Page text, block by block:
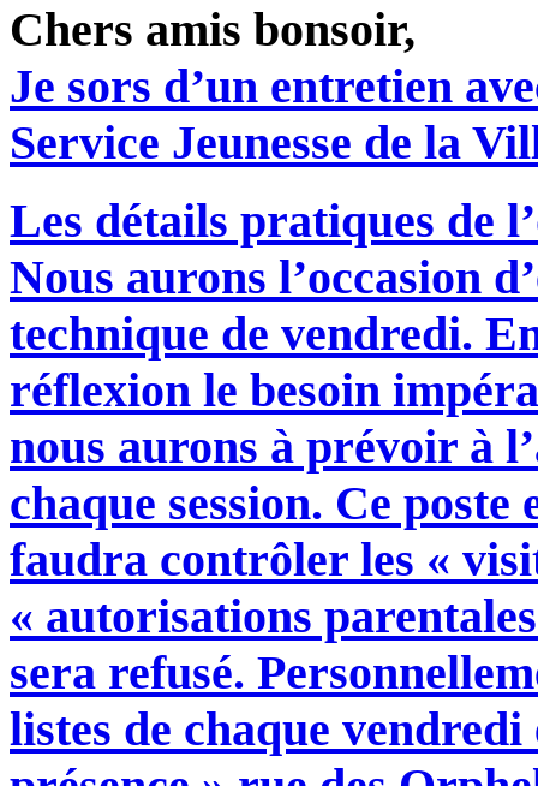
Chers amis bonsoir,
Je sors d’un entretien
Service Jeunesse de la
Les détails pratiques de
Nous aurons l’occasion
technique de vendredi.
réflexion le besoin
nous aurons à prévoir à
chaque session. Ce
faudra contrôler les «
« autorisations
sera refusé.
listes de chaque